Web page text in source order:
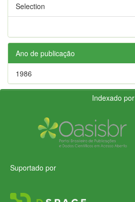
Selection
Ano de publicação
1986
Indexado por
Suportado por